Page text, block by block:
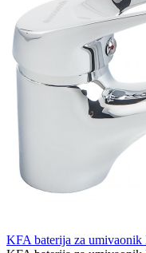
KFA baterija za umivaonik